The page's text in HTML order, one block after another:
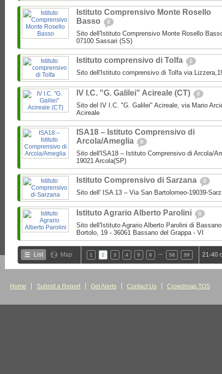
Istituto Comprensivo Monte Rosello
Basso
0
Sito dell'Istituto Comprensivo Monte Rosello
07100 Sassari (SS)
Istituto comprensivo di Tolfa 1
Sito dell'Istituto comprensivo di Tolfa via
IV I.C. "G. Galilei" Acireale (CT) 0
Sito del IV I.C. "G. Galilei" Acireale, via Mario
Acireale
ISA18 – Istituto Comprensivo di
Arcola/Ameglia
0
Sito dell'ISA18 – Istituto Comprensivo di Arcola/
19021 Arcola(SP)
Istituto Comprensivo di Sarzana 0
Sito dell' ISA 13 – Via San Bartolomeo-19039-
Istituto Agrario Alberto Parolini 0
Sito dell'Istituto Agrario Alberto Parolini di
Bortolo, 19 - 36061 Bassano del Grappa - VI
List Map 1 2 3 4 5 6 58 59 21-40
Home Submit a Report Get Alerts Contact Us Crowdmap TOS